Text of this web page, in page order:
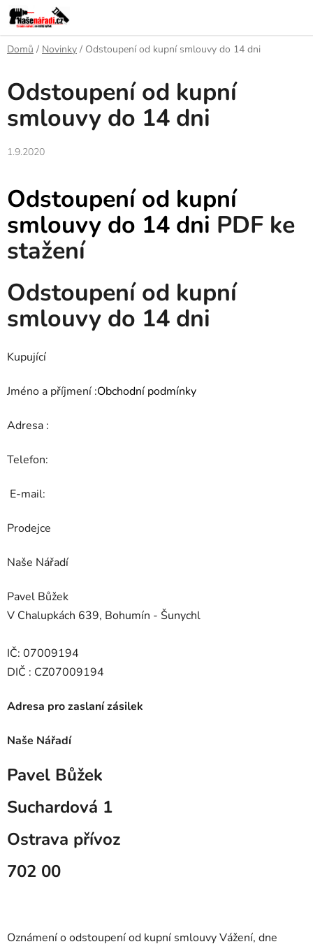
Přejít
na
obsah
Domů / Novinky / Odstoupení od kupní smlouvy do 14 dni
Odstoupení od kupní
smlouvy do 14 dni
1.9.2020
Odstoupení od kupní
smlouvy do 14 dni PDF ke
stažení
Odstoupení od kupní
smlouvy do 14 dni
Kupující
Jméno a příjmení :Obchodní podmínky
Adresa :
Telefon:
E-mail:
Prodejce
Naše Nářadí
Pavel Bůžek
V Chalupkách 639, Bohumín - Šunychl
IČ: 07009194
DIČ : CZ07009194
Adresa pro zaslaní zásilek
Naše Nářadí
Pavel Bůžek
Suchardová 1
Ostrava přívoz
702 00
Oznámení o odstoupení od kupní smlouvy Vážení, dne